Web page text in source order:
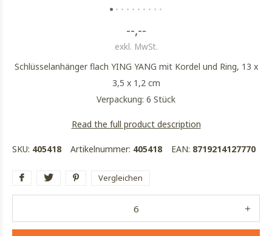
--,--
exkl. MwSt.
Schlüsselanhänger flach YING YANG mit Kordel und Ring, 13 x
3,5 x 1,2 cm
Verpackung: 6 Stück
Read the full product description
SKU: 405418 Artikelnummer: 405418 EAN: 8719214127770
Vergleichen